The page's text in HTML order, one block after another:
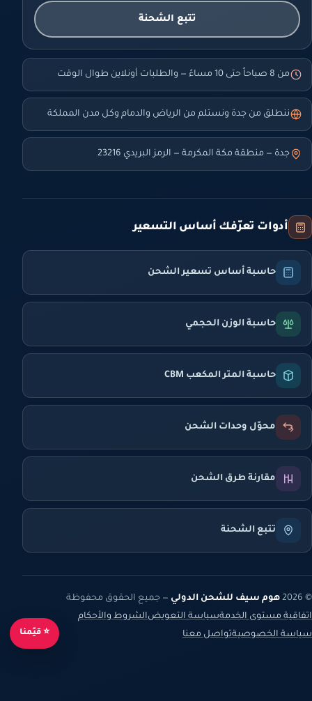
تتبع الشحنة
من 8 صباحاً حتى 10 مساءً — والطلبات أونلاين طوال الوقت
ننطلق من جدة ونستلم من الرياض والدمام وكل مدن المملكة
جدة — منطقة مكة المكرمة — الرمز البريدي 23216
أدوات تعرّفك أساس التسعير
حاسبة أساس تسعير الشحن
حاسبة الوزن الحجمي
حاسبة المتر المكعب CBM
محوّل وحدات الشحن
مقارنة طرق الشحن
تتبع الشحنة
© 2026 هوم سيف للشحن الدولي — جميع الحقوق محفوظة
اتفاقية مستوى الخدمةسياسة التعويضالشروط والأحكام
سياسة الخصوصيةتواصل معنا ⭐ قيّمنا